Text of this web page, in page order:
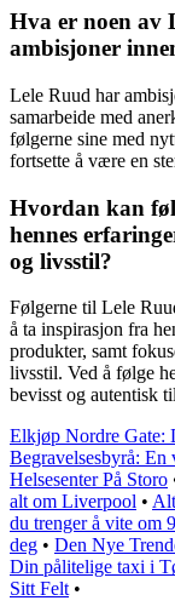
Hva er noen av
ambisjoner
Lele Ruud har
samarbeide med
følgerne sine med
fortsette å være en
Hvordan kan
hennes
og livsstil?
Følgerne til Lele
å ta inspirasjon fra
produkter, samt
livsstil. Ved å følge
bevisst og autentisk
Elkjøp Nordre Gate:
Begravelsesbyrå: En
Helsesenter På Storo
alt om Liverpool •
du trenger å vite om
deg • Den Nye
Din pålitelige taxi i
Sitt Felt •